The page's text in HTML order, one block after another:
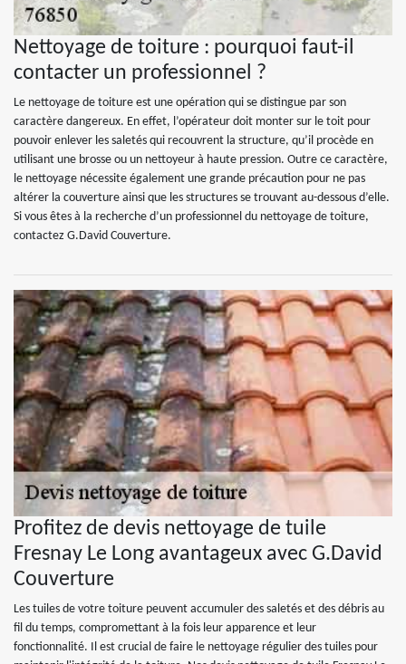
Nettoyage de toiture : pourquoi faut-il
contacter un professionnel ?
Le nettoyage de toiture est une opération qui se distingue par son
caractère dangereux. En effet, l’opérateur doit monter sur le toit pour
pouvoir enlever les saletés qui recouvrent la structure, qu’il procède en
utilisant une brosse ou un nettoyeur à haute pression. Outre ce caractère,
le nettoyage nécessite également une grande précaution pour ne pas
altérer la couverture ainsi que les structures se trouvant au-dessous d’elle.
Si vous êtes à la recherche d’un professionnel du nettoyage de toiture,
contactez G.David Couverture.
Profitez de devis nettoyage de tuile
Fresnay Le Long avantageux avec G.David
Couverture
Les tuiles de votre toiture peuvent accumuler des saletés et des débris au
fil du temps, compromettant à la fois leur apparence et leur
fonctionnalité. Il est crucial de faire le nettoyage régulier des tuiles pour